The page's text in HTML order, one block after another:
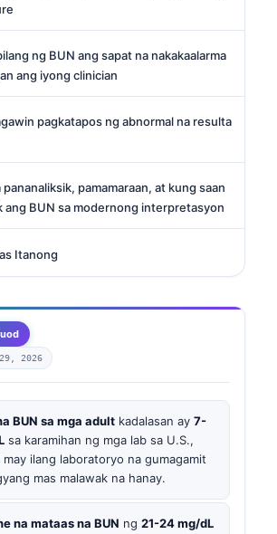
ng BUN ang sapat na nakakaalarma
ang iyong clinician
pagkatapos ng abnormal na resulta
pananaliksik, pamamaraan, at kung saan
ang BUN sa modernong interpretasyon
Itanong
2026
BUN sa mga adult kadalasan ay 7-
sa karamihan ng mga lab sa U.S.,
may ilang laboratoryo na gumagamit
mas malawak na hanay.
na mataas na BUN ng 21-24 mg/dL